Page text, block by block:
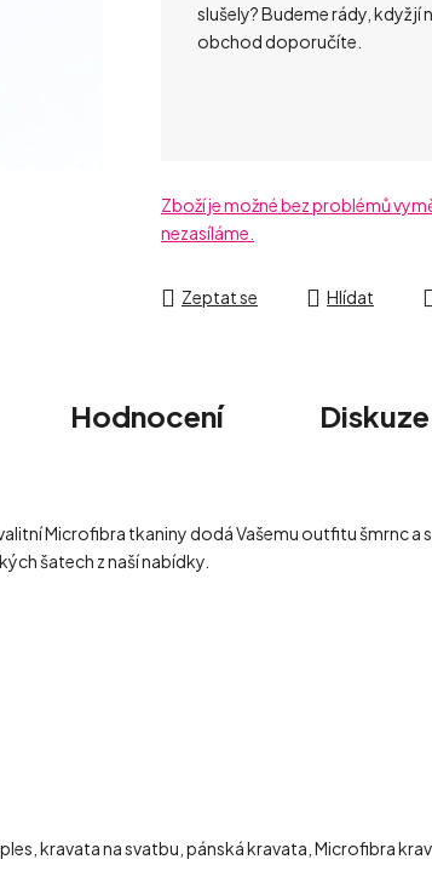
slušely? Budeme rády, když jí
obchod doporučíte.
Zboží je možné bez problémů
nezasíláme.
Zeptat se Hlídat
Hodnocení Diskuze
Microfibra tkaniny dodá Vašemu outfitu šmrnc a
šatech z naší nabídky.
kravata na svatbu, pánská kravata, Microfibra